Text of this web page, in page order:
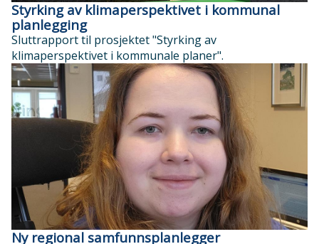
Styrking av klimaperspektivet i kommunal
planlegging
Sluttrapport til prosjektet "Styrking av
klimaperspektivet i kommunale planer".
Ny regional samfunnsplanlegger